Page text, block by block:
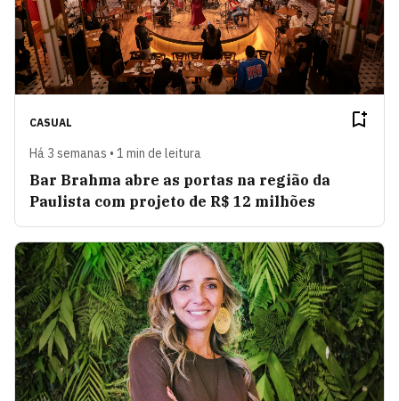
CASUAL
Há 3 semanas • 1 min de leitura
Bar Brahma abre as portas na região da
Paulista com projeto de R$ 12 milhões